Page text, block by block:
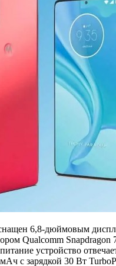
6,8-дюймовым
Qualcomm
устройство
с зарядкой 30 Вт